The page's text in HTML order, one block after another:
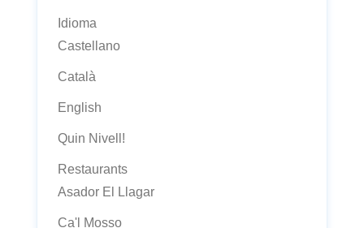
Idioma
Castellano
Català
English
Quin Nivell!
Restaurants
Asador El Llagar
Ca'l Mosso